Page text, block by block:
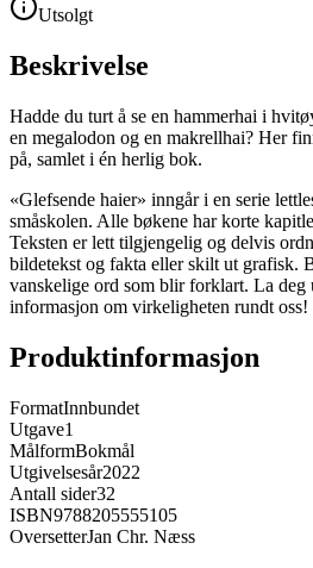
Utsolgt
Beskrivelse
Hadde du turt å se en hammerhai i
en megalodon og en makrellhai? Her
på, samlet i én herlig bok.
«Glefsende haier» inngår i en serie
småskolen. Alle bøkene har korte
Teksten er lett tilgjengelig og delvis
bildetekst og fakta eller skilt ut grafisk.
vanskelige ord som blir forklart. La deg
informasjon om virkeligheten rundt oss!
Produktinformasjon
FormatInnbundet
Utgave1
MålformBokmål
Utgivelsesår2022
Antall sider32
ISBN9788205555105
OversetterJan Chr. Næss